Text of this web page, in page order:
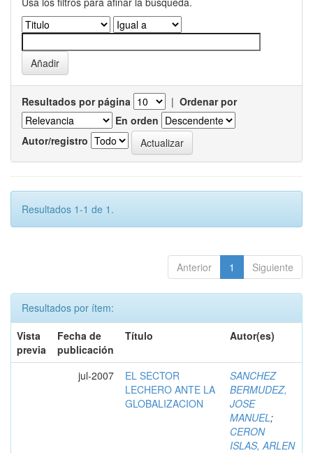
Resultados por página | Ordenar por
En orden
Autor/registro
Resultados 1-1 de 1.
Anterior 1 Siguiente
Resultados por ítem:
Vista
previa
Fecha de
publicación
Título Autor(es)
jul-2007
EL SECTOR
LECHERO ANTE LA
GLOBALIZACION
SANCHEZ
BERMUDEZ,
JOSE
MANUEL;
CERON
ISLAS, ARLEN